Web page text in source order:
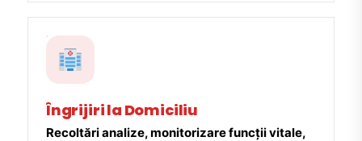
Îngrijiri la Domiciliu
Recoltări analize, monitorizare funcții vitale,